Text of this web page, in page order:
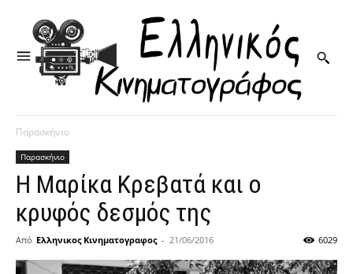
Παρασκήνιο
Παρασκήνιο
Η Μαρίκα Κρεβατά και ο
κρυφός δεσμός της
Από Ελληνικος Κινηματογραφος - 21/06/2016 6029